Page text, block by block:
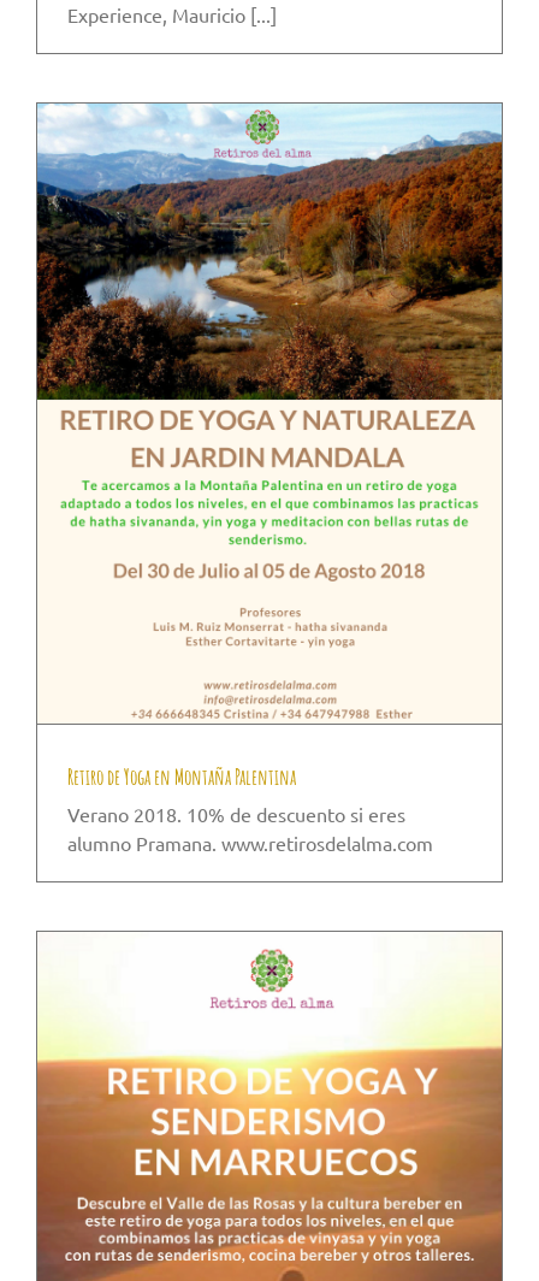
Experience, Mauricio [...]
Retiro de Yoga en Montaña Palentina
Verano 2018. 10% de descuento si eres
alumno Pramana. www.retirosdelalma.com